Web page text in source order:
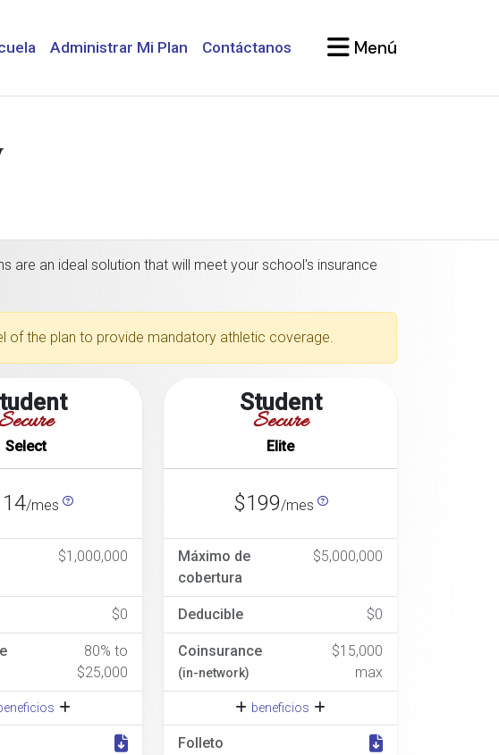
Administrar Mi Plan Contáctanos Menú
are an ideal solution that will meet your school's insurance
of the plan to provide mandatory athletic coverage.
Select
/mes
$1,000,000
$0
80% to
$25,000
Student
Secure
Elite
$199/mes
Máximo de
cobertura
$5,000,000
Deducible $0
Coinsurance
(in-network)
$15,000
max
beneficios
Folleto